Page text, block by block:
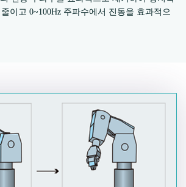
이고 0~100Hz 주파수에서 진동을 효과적으